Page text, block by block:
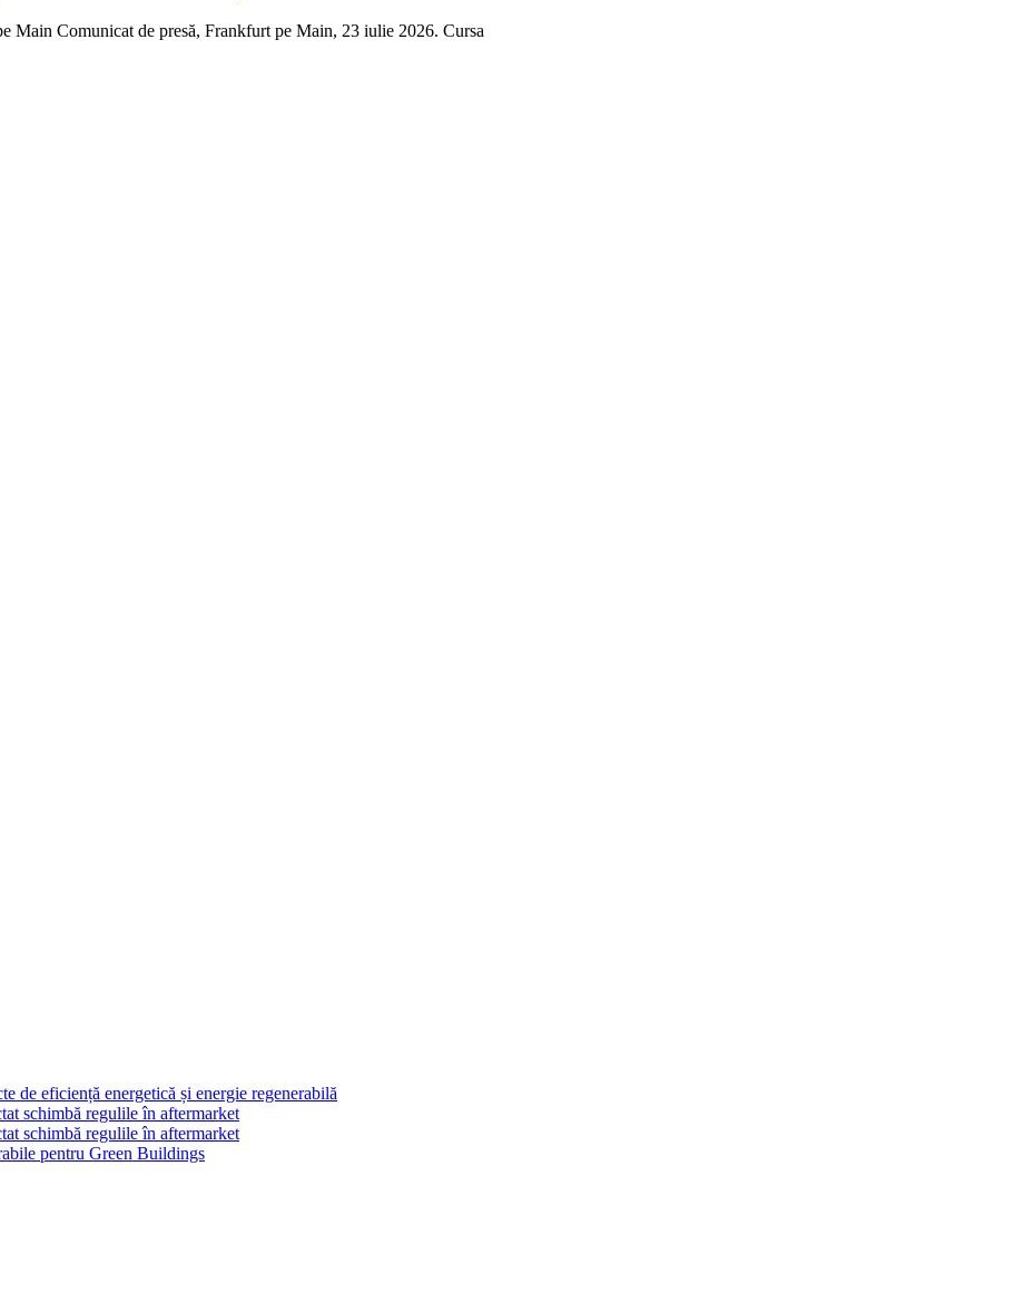
Main Comunicat de presă, Frankfurt pe Main, 23 iulie 2026. Cursa
de eficiență energetică și energie regenerabilă
schimbă regulile în aftermarket
schimbă regulile în aftermarket
pentru Green Buildings